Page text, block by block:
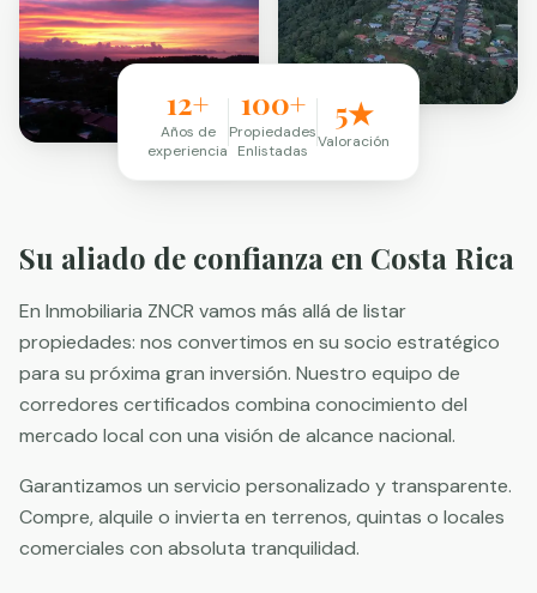
12+
Años de
experiencia
100+
Propiedades
Enlistadas
5★
Valoración
Su aliado de confianza en Costa Rica
En Inmobiliaria ZNCR vamos más allá de listar
propiedades: nos convertimos en su socio estratégico
para su próxima gran inversión. Nuestro equipo de
corredores certificados combina conocimiento del
mercado local con una visión de alcance nacional.
Garantizamos un servicio personalizado y transparente.
Compre, alquile o invierta en terrenos, quintas o locales
comerciales con absoluta tranquilidad.